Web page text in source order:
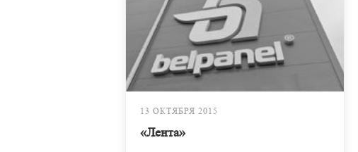
13 ОКТЯБРЯ 2015
«Лента»